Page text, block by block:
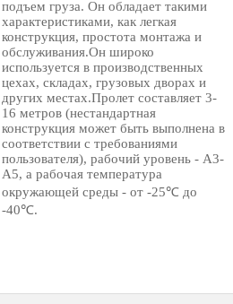
подъем груза. Он обладает такими
характеристиками, как легкая
конструкция, простота монтажа и
обслуживания.Он широко
используется в производственных
цехах, складах, грузовых дворах и
других местах.Пролет составляет 3-
16 метров (нестандартная
конструкция может быть выполнена в
соответствии с требованиями
пользователя), рабочий уровень - A3-
A5, а рабочая температура
окружающей среды - от -25℃ до
-40℃.